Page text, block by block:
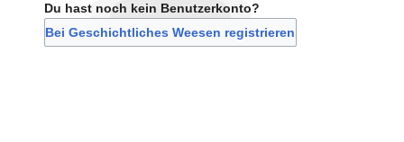
Du hast noch kein Benutzerkonto?
Bei Geschichtliches Weesen registrieren